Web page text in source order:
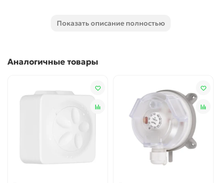
запуск циркуляционного насоса теплоносителя;
включение звукового или светового сигнала аварии.
Показать описание полностью
Аналогичные товары